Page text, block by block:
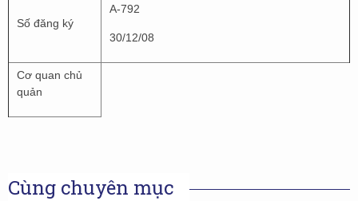
Số đăng ký
A-792
30/12/08
Cơ quan chủ
quản
Cùng chuyên mục